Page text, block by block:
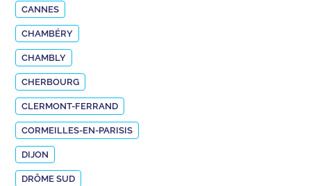
CANNES
CHAMBÉRY
CHAMBLY
CHERBOURG
CLERMONT-FERRAND
CORMEILLES-EN-PARISIS
DIJON
DRÔME SUD